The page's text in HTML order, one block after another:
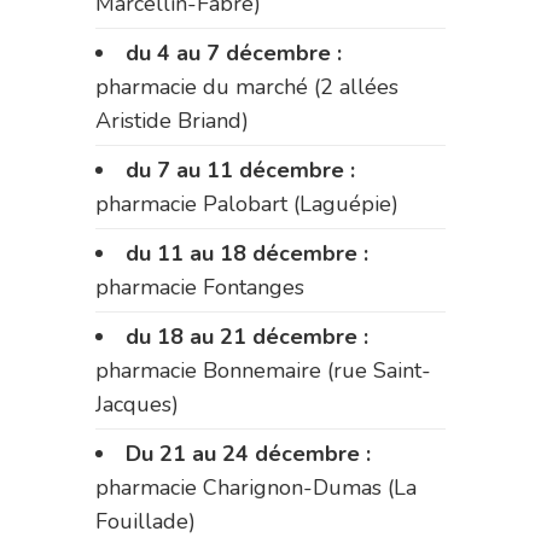
du 4 au 7 décembre :
pharmacie du marché (2 allées
Aristide Briand)
du 7 au 11 décembre :
pharmacie Palobart (Laguépie)
du 11 au 18 décembre :
pharmacie Fontanges
du 18 au 21 décembre :
pharmacie Bonnemaire (rue Saint-
Jacques)
Du 21 au 24 décembre :
pharmacie Charignon-Dumas (La
Fouillade)